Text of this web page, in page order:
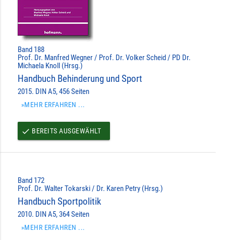
Band 188
Prof. Dr. Manfred Wegner / Prof. Dr. Volker Scheid / PD Dr.
Michaela Knoll (Hrsg.)
Handbuch Behinderung und Sport
2015. DIN A5, 456 Seiten
»MEHR ERFAHREN ...
done BEREITS AUSGEWÄHLT
Band 172
Prof. Dr. Walter Tokarski / Dr. Karen Petry (Hrsg.)
Handbuch Sportpolitik
2010. DIN A5, 364 Seiten
»MEHR ERFAHREN ...